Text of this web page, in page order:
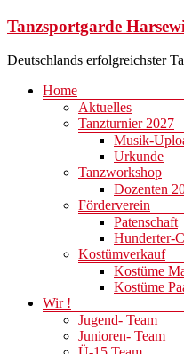
Zum
springen
Tanzsportgarde
Deutschlands erfolgreichster
Menü
Home
Aktuelles
Tanzturnier 2027
Musik-
Urkunde
Tanzworkshop
Dozenten
Förderverein
Patenschaft
Hunderter-
Kostümverkauf
Kostüme
Kostüme
Wir !
Jugend- Team
Junioren- Team